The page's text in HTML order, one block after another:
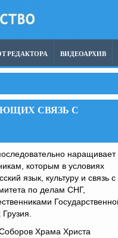
РЕДАКТОРА ВИДЕОАРХИВ
СВЯЗЬ С
наращивает
которым в условиях
язык, культуру и связь с
по делам СНГ,
Храма Христа